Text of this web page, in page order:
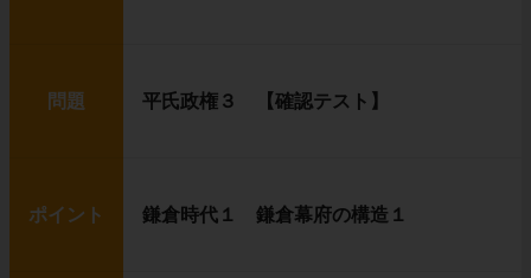
問題 平氏政権３ 【確認テスト】
ポイント 鎌倉時代１ 鎌倉幕府の構造１